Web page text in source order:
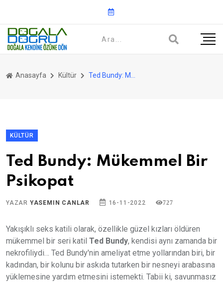
Anasayfa Kültür
KÜLTÜR
Ted Bundy: Mükemmel Bir
Psikopat
YAZAR YASEMIN CANLAR 16-11-2022 727
Yakışıklı seks katili olarak, özellikle güzel kızları öldüren
mükemmel bir seri katil Ted Bundy, kendisi aynı zamanda bir
nekrofiliydi… Ted Bundy'nin ameliyat etme yollarından biri, bir
kadından, bir kolunu bir askıda tutarken bir nesneyi arabasına
yüklemesine yardım etmesini istemekti. Tabii ki, savunmasız